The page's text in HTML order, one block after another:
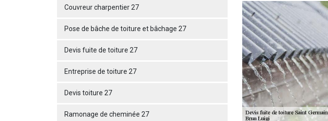
Couvreur charpentier 27
Pose de bâche de toiture et bâchage 27
Devis fuite de toiture 27
Entreprise de toiture 27
Devis toiture 27
Ramonage de cheminée 27